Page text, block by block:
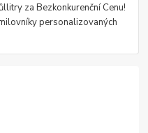
za Bezkonkurenční Cenu!
personalizovaných